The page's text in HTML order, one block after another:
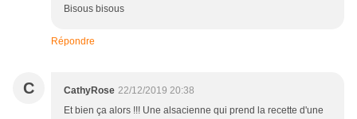
Bisous bisous
Répondre
C CathyRose 22/12/2019 20:38
Et bien ça alors !!! Une alsacienne qui prend la recette d'une